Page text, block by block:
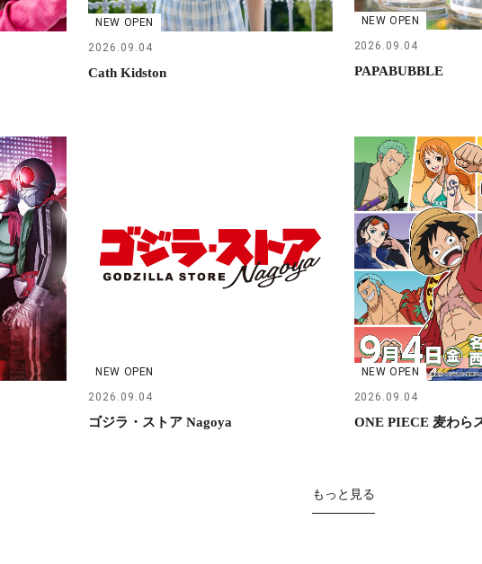
NEW OPEN
2026.09.04
Cath Kidston
NEW OPEN
2026.09.04
PAPABUBBLE
NEW OPEN
2026.09.04
ゴジラ・ストア Nagoya
NEW OPEN
2026.09.04
ONE PIECE 麦わら
もっと見る